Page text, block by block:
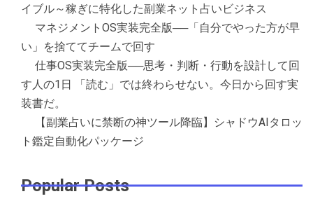
イブル～稼ぎに特化した副業ネット占いビジネス
マネジメントOS実装完全版──「自分でやった方が早
い」を捨ててチームで回す
仕事OS実装完全版──思考・判断・行動を設計して回
す人の1日 「読む」では終わらせない。今日から回す実
装書だ。
【副業占いに禁断の神ツール降臨】シャドウAIタロッ
ト鑑定自動化パッケージ
Popular Posts